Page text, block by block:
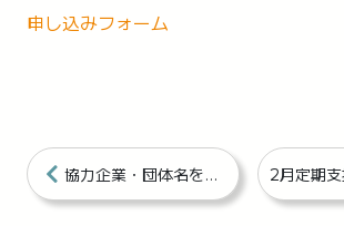
申し込みフォーム
協力企業・団体名を掲載しました